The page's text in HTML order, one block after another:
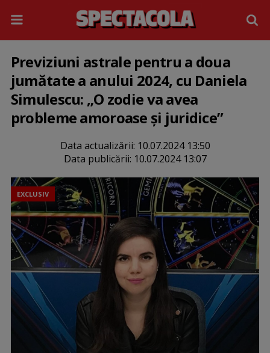
Previziuni astrale pentru a doua
jumătate a anului 2024, cu Daniela
Simulescu: „O zodie va avea
probleme amoroase și juridice”
Data actualizării: 10.07.2024 13:50
Data publicării: 10.07.2024 13:07
EXCLUSIV